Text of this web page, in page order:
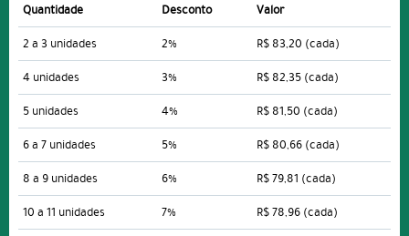
Quantidade Desconto
Valor
2 a 3 unidades
2% R$ 83,20 (cada)
4 unidades
3% R$ 82,35 (cada)
5 unidades
4% R$ 81,50 (cada)
6 a 7 unidades
5% R$ 80,66 (cada)
8 a 9 unidades
6% R$ 79,81 (cada)
10 a 11 unidades
7% R$ 78,96 (cada)